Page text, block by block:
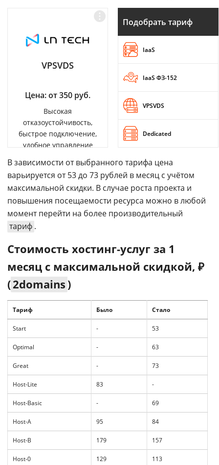
VPSVDS
Цена: от 350 руб.
Высокая
отказоустойчивость,
быстрое подключение,
удобное управление
Подобрать тариф
IaaS
IaaS ФЗ-152
VPSVDS
Dedicated
В зависимости от выбранного тарифа цена
варьируется от 53 до 73 рублей в месяц с учётом
максимальной скидки. В случае роста проекта и
повышения посещаемости ресурса можно в любой
момент перейти на более производительный
тариф .
Стоимость хостинг-услуг за 1
месяц с максимальной скидкой, ₽
(2domains )
Тариф Было Стало
Start - 53
Optimal - 63
Great - 73
Host-Lite 83 -
Host-Basic - 69
Host-A 95 84
Host-B 179 157
Host-0 129 113